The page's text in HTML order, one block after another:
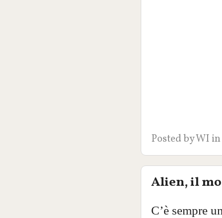
Posted byWI
Alien, il
C’è sempre